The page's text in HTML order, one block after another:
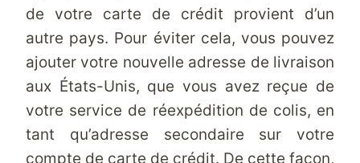
de votre carte de crédit provient d’un
autre pays. Pour éviter cela, vous pouvez
ajouter votre nouvelle adresse de livraison
aux États-Unis, que vous avez reçue de
votre service de réexpédition de colis, en
tant qu’adresse secondaire sur votre
compte de carte de crédit. De cette façon,